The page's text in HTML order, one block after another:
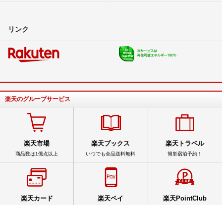
リンク
楽天のグループサービス
楽天市場
商品数は1億点以上
楽天ブックス
いつでも全品送料無料
楽天トラベル
簡単宿泊予約！
楽天カード 楽天ペイ 楽天PointClub